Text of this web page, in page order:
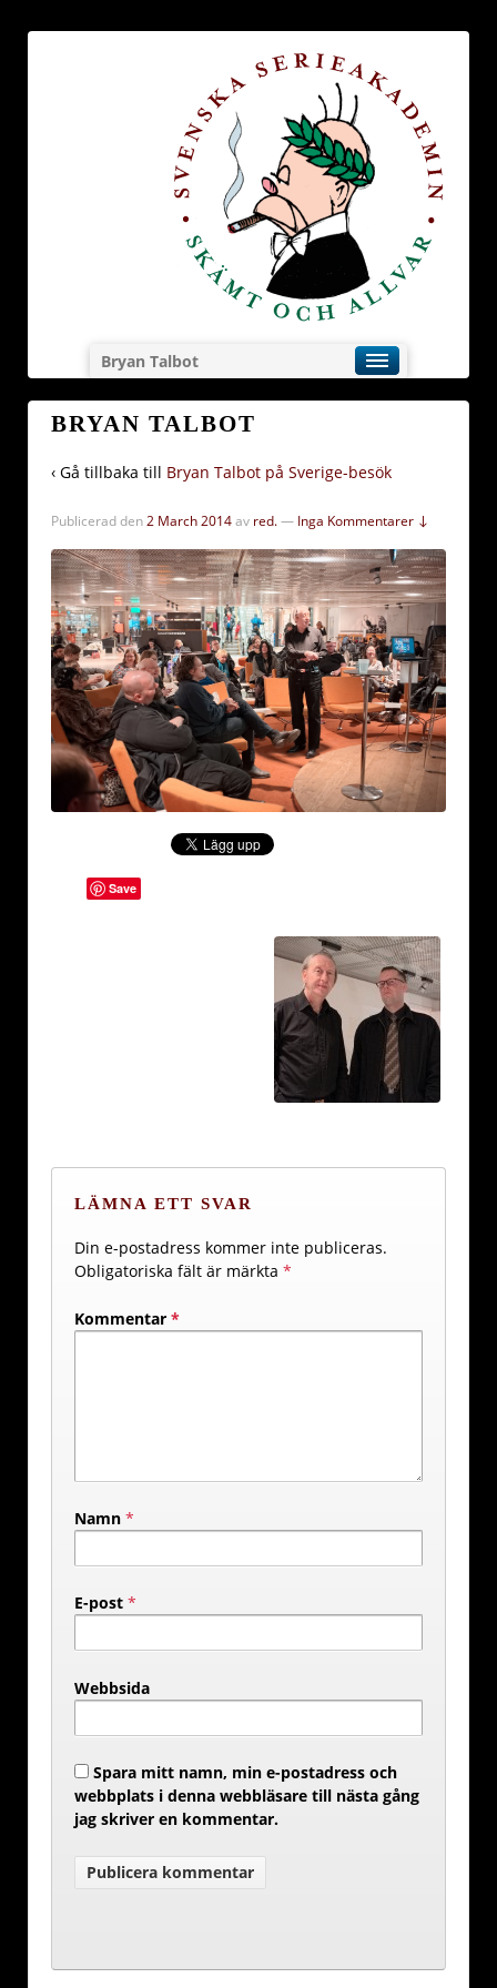
Bryan Talbot
BRYAN TALBOT
‹ Gå tillbaka till Bryan Talbot på Sverige-besök
Publicerad den2 March 2014av red.— Inga Kommentarer ↓
Save
LÄMNA ETT SVAR
Din e-postadress kommer inte publiceras.
Obligatoriska fält är märkta *
Kommentar *
Namn *
E-post *
Webbsida
Spara mitt namn, min e-postadress och
webbplats i denna webbläsare till nästa gång
jag skriver en kommentar.